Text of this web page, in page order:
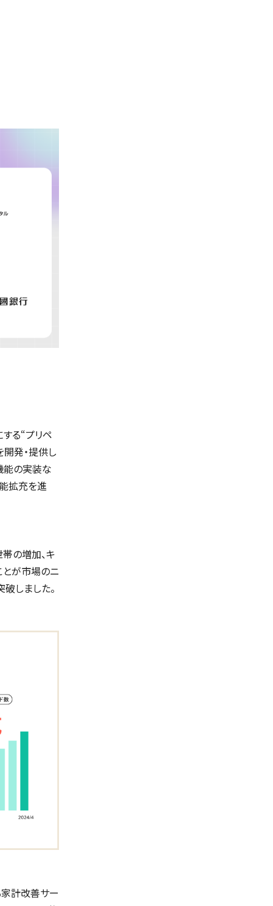
る“プリペ
発・提供し
能の実装な
拡充を進
の増加、キ
とが市場のニ
しました。
計改善サー